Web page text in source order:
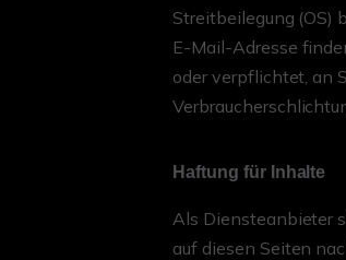
Streitbeilegung (OS)
E-Mail-Adresse
oder verpflichtet, an
Haftung für Inhalte
Als Diensteanbieter
auf diesen Seiten